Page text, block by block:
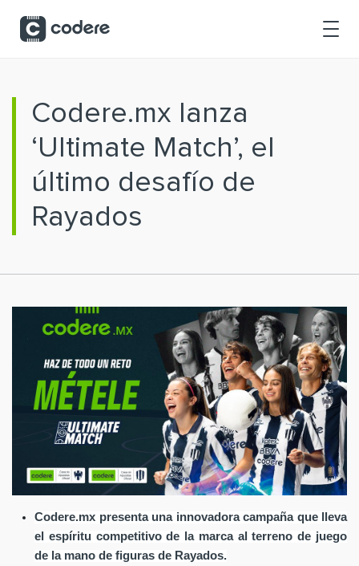
Codere.mx lanza
‘Ultimate Match’, el
último desafío de
Rayados
Codere.mx presenta una innovadora campaña que lleva
el espíritu competitivo de la marca al terreno de juego
de la mano de figuras de Rayados.